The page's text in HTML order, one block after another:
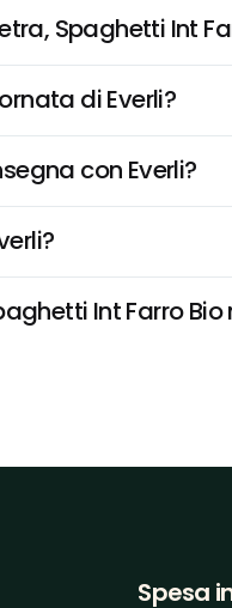
Spaghetti Int
di Everli?
con Everli?
Int Farro
Spesa